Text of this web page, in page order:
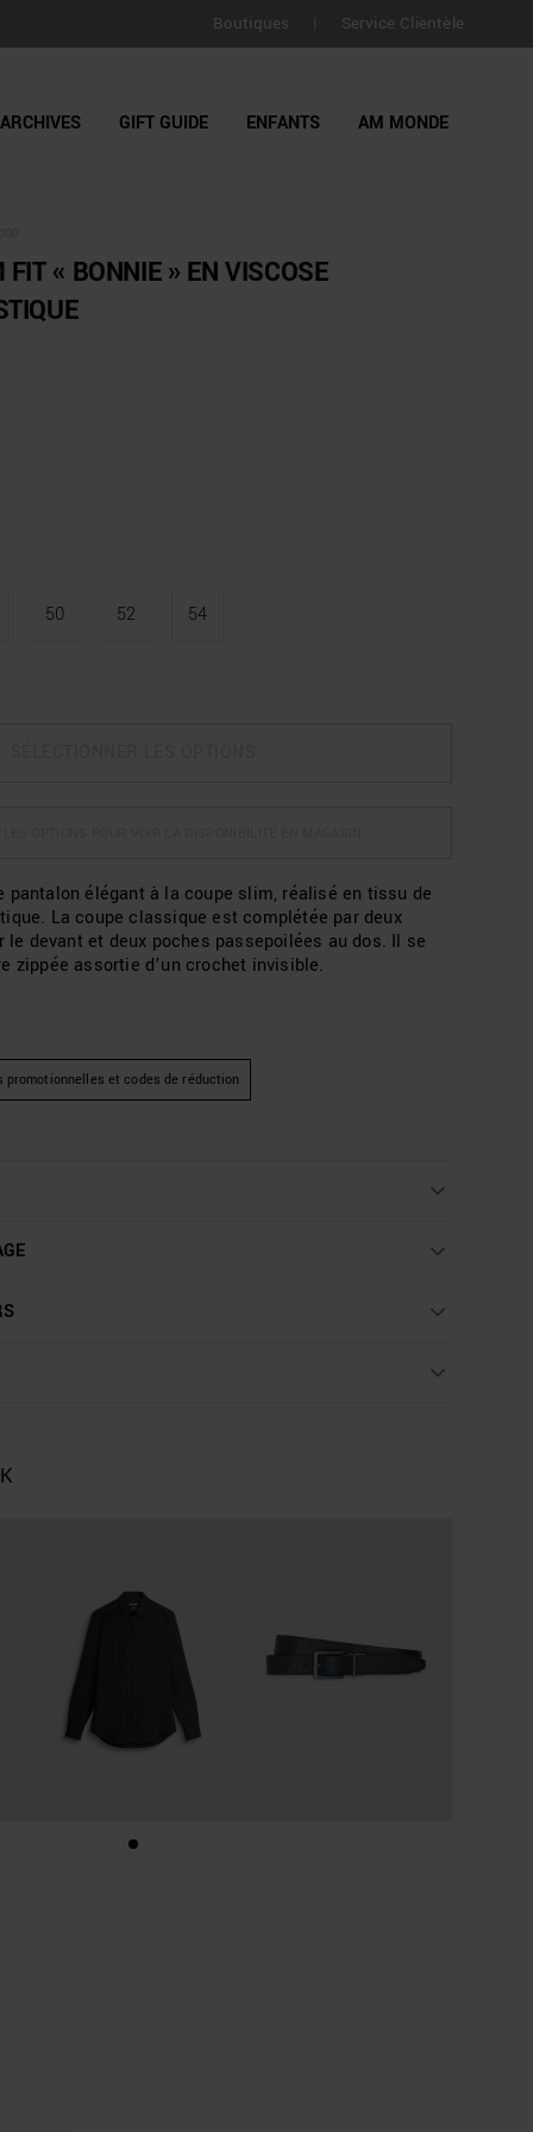
LIVRAISON GRATUITE pour toutes commandes
jours
Boutiques Service Clientèle
ARCHIVES GIFT GUIDE ENFANTS AM MONDE
« BONNIE » EN VISCOSE
50 52 54
pantalon élégant à la coupe slim, réalisé en tissu de
La coupe classique est complétée par deux
le devant et deux poches passepoilées au dos. Il se
zippée assortie d’un crochet invisible.
et codes de réduction